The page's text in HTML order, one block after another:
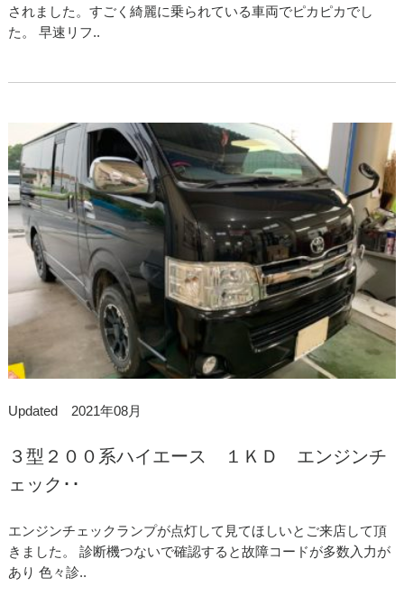
されました。すごく綺麗に乗られている車両でピカピカでし
た。 早速リフ..
Updated 2021年08月
３型２００系ハイエース １ＫＤ エンジンチ
ェック･･
エンジンチェックランプが点灯して見てほしいとご来店して頂
きました。 診断機つないで確認すると故障コードが多数入力が
あり 色々診..